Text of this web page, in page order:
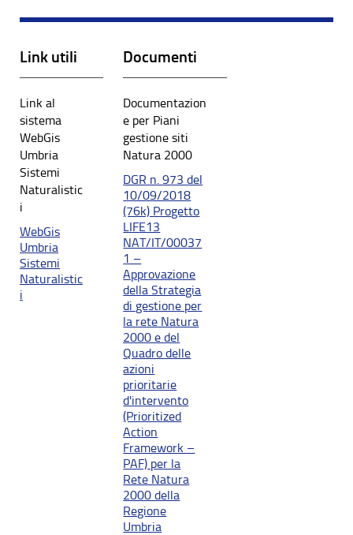
Link utili
Link al
sistema
WebGis
Umbria
Sistemi
Naturalistic
i
WebGis
Umbria
Sistemi
Naturalistic
i
Documenti
Documentazion
e per Piani
gestione siti
Natura 2000
DGR n. 973 del
10/09/2018
(76k) Progetto
LIFE13
NAT/IT/00037
1 –
Approvazione
della Strategia
di gestione per
la rete Natura
2000 e del
Quadro delle
azioni
prioritarie
d'intervento
(Prioritized
Action
Framework –
PAF) per la
Rete Natura
2000 della
Regione
Umbria